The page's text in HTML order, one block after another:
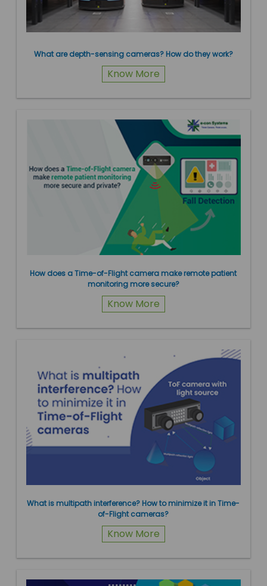
What are depth-sensing cameras? How do they work?
Know More
How does a Time-of-Flight camera make remote patient
monitoring more secure?
Know More
What is multipath interference? How to minimize it in Time-
of-Flight cameras?
Know More